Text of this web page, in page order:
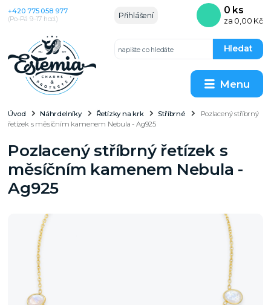
Menu
Přihlášení
Hledat
+420 775 058 977
(Po–Pá 9–17 hod.)
0 ks
za 0,00 Kč
Úvod Náhrdelníky Řetízky na krk Stříbrné
Pozlacený stříbrný
řetízek s měsíčním kamenem Nebula - Ag925
Pozlacený stříbrný řetízek s
měsíčním kamenem Nebula -
Ag925